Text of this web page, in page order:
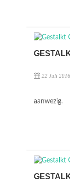
22 Juli 2016
aanwezig.